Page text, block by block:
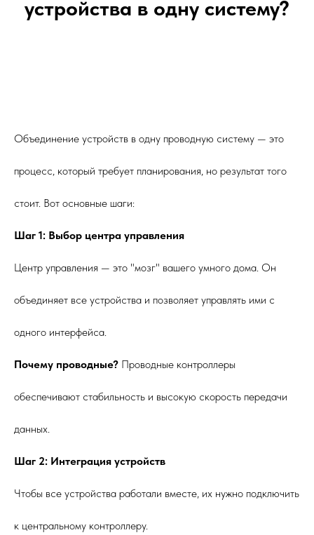
устройства в одну систему?
Объединение устройств в одну проводную систему — это
процесс, который требует планирования, но результат того
стоит. Вот основные шаги:
Шаг 1: Выбор центра управления
Центр управления — это "мозг" вашего умного дома. Он
объединяет все устройства и позволяет управлять ими с
одного интерфейса.
Почему проводные? Проводные контроллеры
обеспечивают стабильность и высокую скорость передачи
данных.
Шаг 2: Интеграция устройств
Чтобы все устройства работали вместе, их нужно подключить
к центральному контроллеру.